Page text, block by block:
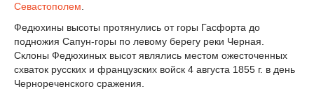
Севастополем
Федюхины высоты протянулись от горы Гасфорта до
подножия Сапун-горы по левому берегу реки Черная.
Склоны Федюхиных высот являлись местом ожесточенных
схваток русских и французских войск 4 августа 1855 г. в день
Чернореченского сражения.